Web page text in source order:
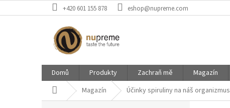
na
+420 601 155 878 eshop@nupreme.com
Domů Produkty Zachraň mě Magazín
Domů Magazín Účinky spiruliny na náš organizmus